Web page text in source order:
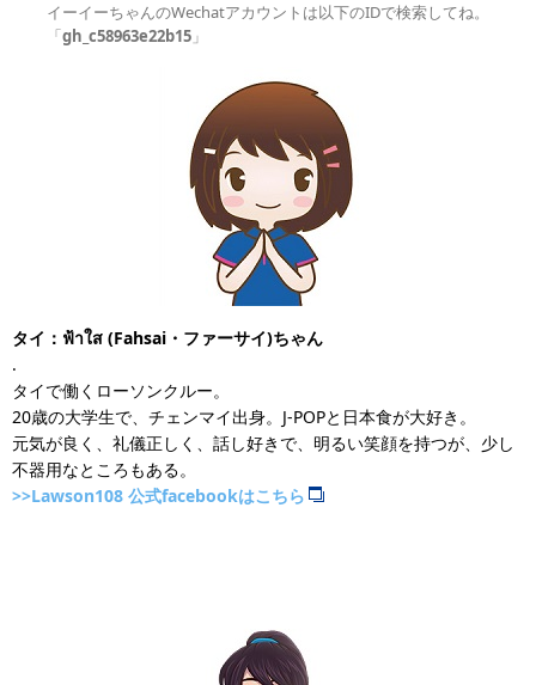
イーイーちゃんのWechatアカウントは以下のIDで検索してね。
「gh_c58963e22b15 」
タイ：ฟ้าใส (Fahsai・ファーサイ)ちゃん
.
タイで働くローソンクルー。
20歳の大学生で、チェンマイ出身。J-POPと日本食が大好き。
元気が良く、礼儀正しく、話し好きで、明るい笑顔を持つが、少し
不器用なところもある。
>>Lawson108 公式facebookはこちら